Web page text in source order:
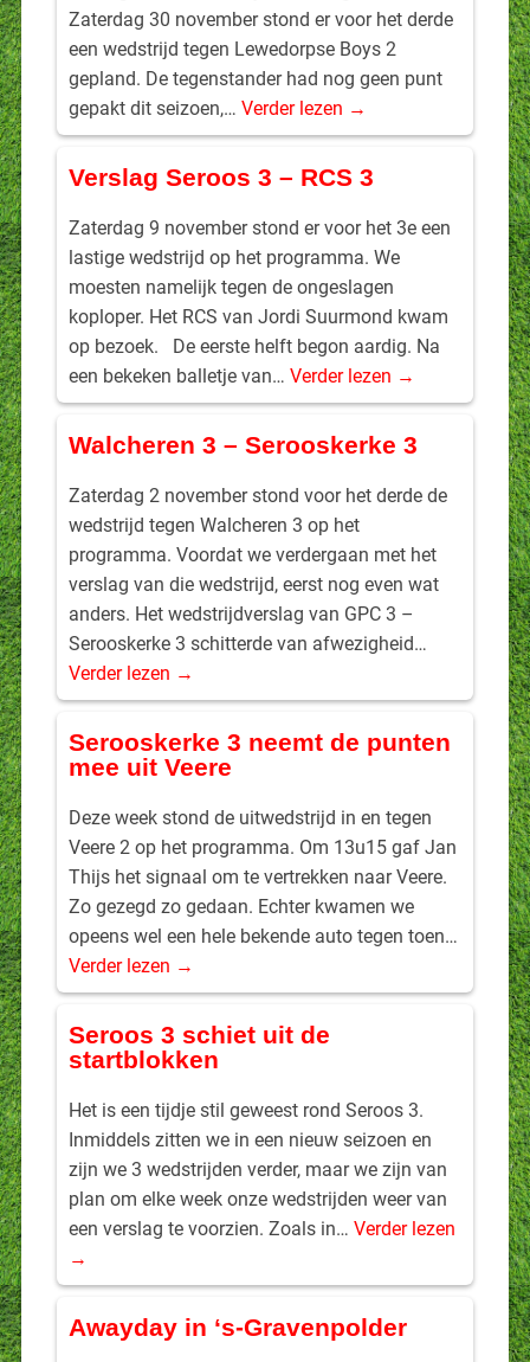
Zaterdag 30 november stond er voor het derde
een wedstrijd tegen Lewedorpse Boys 2
gepland. De tegenstander had nog geen punt
gepakt dit seizoen,… Verder lezen →
Verslag Seroos 3 – RCS 3
Zaterdag 9 november stond er voor het 3e een
lastige wedstrijd op het programma. We
moesten namelijk tegen de ongeslagen
koploper. Het RCS van Jordi Suurmond kwam
op bezoek. De eerste helft begon aardig. Na
een bekeken balletje van… Verder lezen →
Walcheren 3 – Serooskerke 3
Zaterdag 2 november stond voor het derde de
wedstrijd tegen Walcheren 3 op het
programma. Voordat we verdergaan met het
verslag van die wedstrijd, eerst nog even wat
anders. Het wedstrijdverslag van GPC 3 –
Serooskerke 3 schitterde van afwezigheid…
Verder lezen →
Serooskerke 3 neemt de punten
mee uit Veere
Deze week stond de uitwedstrijd in en tegen
Veere 2 op het programma. Om 13u15 gaf Jan
Thijs het signaal om te vertrekken naar Veere.
Zo gezegd zo gedaan. Echter kwamen we
opeens wel een hele bekende auto tegen toen…
Verder lezen →
Seroos 3 schiet uit de
startblokken
Het is een tijdje stil geweest rond Seroos 3.
Inmiddels zitten we in een nieuw seizoen en
zijn we 3 wedstrijden verder, maar we zijn van
plan om elke week onze wedstrijden weer van
een verslag te voorzien. Zoals in… Verder lezen
→
Awayday in ‘s-Gravenpolder